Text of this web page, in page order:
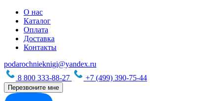
О нас
Каталог
Оплата
Доставка
Контакты
podarochnieknigi@yandex.ru
8 800 333-88-27
+7 (499) 390-75-44
Перезвоните мне